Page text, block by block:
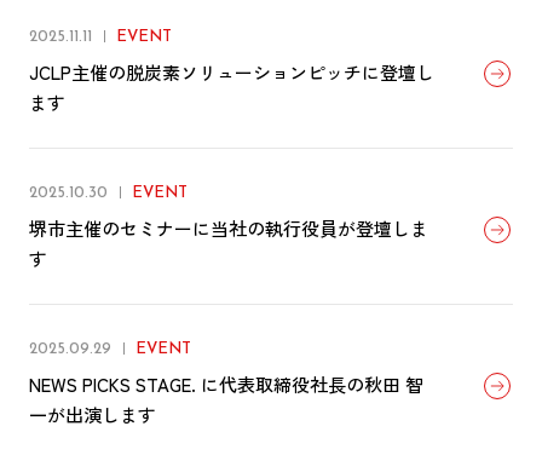
2025.11.11 EVENT
JCLP主催の脱炭素ソリューションピッチに登壇し
ます
2025.10.30 EVENT
堺市主催のセミナーに当社の執行役員が登壇しま
す
2025.09.29 EVENT
NEWS PICKS STAGE. に代表取締役社長の秋田 智
一が出演します